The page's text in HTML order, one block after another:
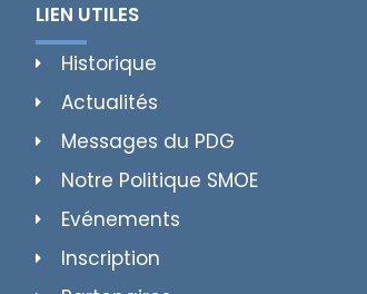
LIEN UTILES
Historique
Actualités
Messages du PDG
Notre Politique SMOE
Evénements
Inscription